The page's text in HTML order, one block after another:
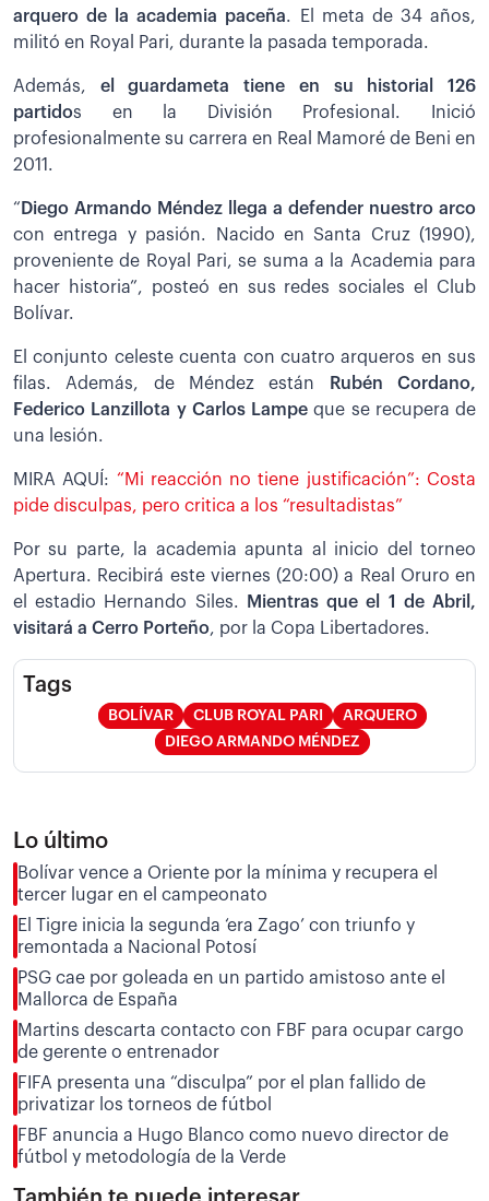
arquero de la academia paceña. El meta de 34 años,
militó en Royal Pari, durante la pasada temporada.
Además, el guardameta tiene en su historial 126
partidos en la División Profesional. Inició
profesionalmente su carrera en Real Mamoré de Beni en
2011.
“ Diego Armando Méndez llega a defender nuestro arco
con entrega y pasión. Nacido en Santa Cruz (1990),
proveniente de Royal Pari, se suma a la Academia para
hacer historia”, posteó en sus redes sociales el Club
Bolívar.
El conjunto celeste cuenta con cuatro arqueros en sus
filas. Además, de Méndez están
Rubén Cordano,
Federico Lanzillota y Carlos Lampe que se recupera de
una lesión.
MIRA AQUÍ: “Mi reacción no tiene justificación”: Costa
pide disculpas, pero critica a los “resultadistas”
Por su parte, la academia apunta al inicio del torneo
Apertura. Recibirá este viernes (20:00) a Real Oruro en
el estadio Hernando Siles.
Mientras que el 1 de Abril,
visitará a Cerro Porteño, por la Copa Libertadores.
Tags
BOLÍVAR CLUB ROYAL PARI
ARQUERO
DIEGO ARMANDO MÉNDEZ
Lo último
Bolívar vence a Oriente por la mínima y recupera el
tercer lugar en el campeonato
El Tigre inicia la segunda ‘era Zago’ con triunfo y
remontada a Nacional Potosí
PSG cae por goleada en un partido amistoso ante el
Mallorca de España
Martins descarta contacto con FBF para ocupar cargo
de gerente o entrenador
FIFA presenta una “disculpa” por el plan fallido de
privatizar los torneos de fútbol
FBF anuncia a Hugo Blanco como nuevo director de
fútbol y metodología de la Verde